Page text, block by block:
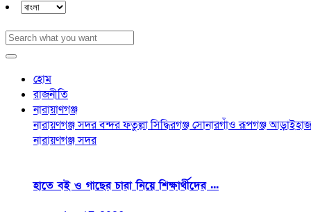
হোম
রাজনীতি
নারায়াণগঞ্জ
নারায়ণগঞ্জ সদরবন্দরফতুল্লাসিদ্ধিরগঞ্জসোনারগাঁওরূপগঞ্জ
নারায়ণগঞ্জ সদর
হাতে বই ও গাছের চারা নিয়ে শিক্ষার্থীদের ...